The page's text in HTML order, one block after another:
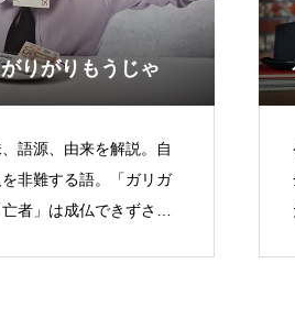
りがりもうじゃ
語源、由来を解説。自
非難する語。「ガリガ
者」は成仏できずさま